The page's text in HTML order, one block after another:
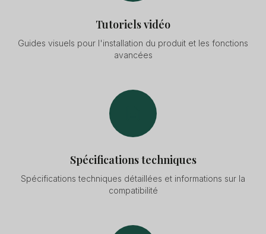
Tutoriels vidéo
Guides visuels pour l'installation du produit et les fonctions
avancées
Spécifications techniques
Spécifications techniques détaillées et informations sur la
compatibilité